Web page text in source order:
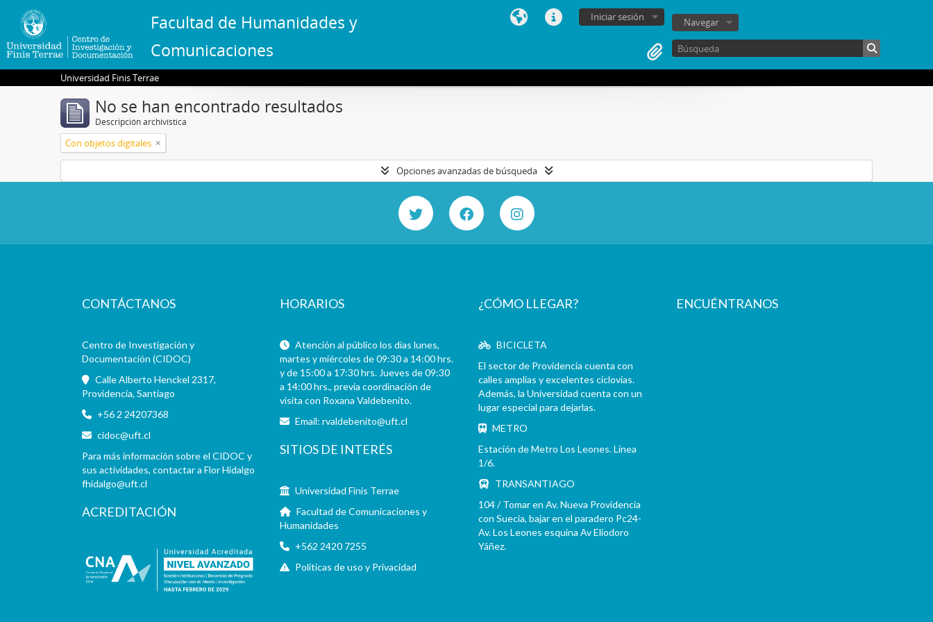
Facultad de Humanidades y
Comunicaciones
Iniciar sesión Navegar
Universidad Finis Terrae
No se han encontrado resultados
Descripción archivística
Con objetos digitales
Opciones avanzadas de búsqueda
CONTÁCTANOS
Centro de Investigación y
Documentación (CIDOC)
Calle Alberto Henckel 2317,
Providencia, Santiago
+56 2 24207368
cidoc@uft.cl
Para más información sobre el CIDOC y
sus actividades, contactar a Flor Hidalgo
fhidalgo@uft.cl
ACREDITACIÓN
HORARIOS
Atención al público los días lunes,
martes y miércoles de 09:30 a 14:00 hrs.
y de 15:00 a 17:30 hrs. Jueves de 09:30
a 14:00 hrs., previa coordinación de
visita con Roxana Valdebenito.
Email:rvaldebenito@uft.cl
SITIOS DE INTERÉS
Universidad Finis Terrae
Facultad de Comunicaciones y
Humanidades
+562 2420 7255
Políticas de uso y Privacidad
¿CÓMO LLEGAR?
BICICLETA
El sector de Providencia cuenta con
calles amplias y excelentes ciclovías.
Además, la Universidad cuenta con un
lugar especial para dejarlas.
METRO
Estación de Metro Los Leones. Línea
1/6.
TRANSANTIAGO
104 / Tomar en Av. Nueva Providencia
con Suecia, bajar en el paradero Pc24-
Av. Los Leones esquina Av Eliodoro
Yáñez.
ENCUÉNTRANOS